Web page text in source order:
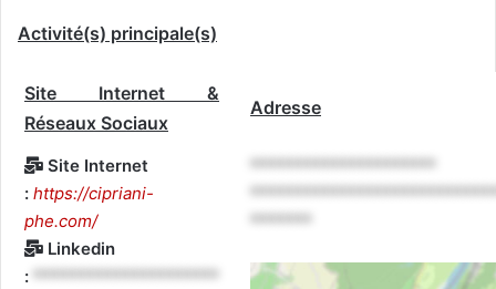
Activité(s) principale(s)
Site Internet &
Réseaux Sociaux
Adresse
Site Internet
: https://cipriani-
phe.com/
Linkedin
: *********************
*********************
*******